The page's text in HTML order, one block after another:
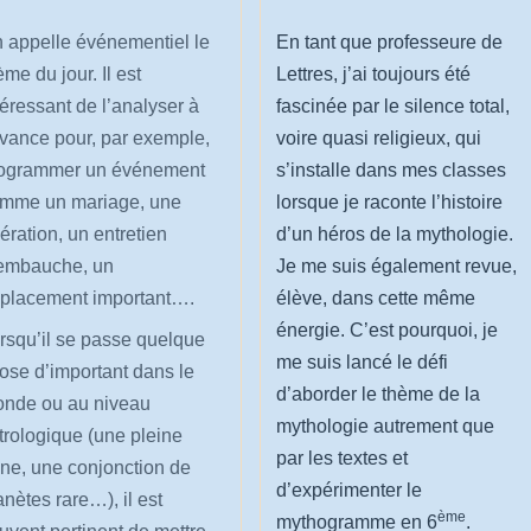
appelle événementiel le
du jour. Il est
de l’analyser à
pour, par exemple,
un événement
un mariage, une
un entretien
un
important….
se passe quelque
d’important dans le
ou au niveau
(une pleine
une conjonction de
rare…), il est
En tant que professeure de
Lettres, j’ai toujours été
fascinée par le silence total,
voire quasi religieux, qui
s’installe dans mes classes
lorsque je raconte l’histoire
d’un héros de la mythologie.
Je me suis également revue,
élève, dans cette même
énergie. C’est pourquoi, je
me suis lancé le défi
d’aborder le thème de la
mythologie autrement que
par les textes et
d’expérimenter le
mythogramme en 6ème.